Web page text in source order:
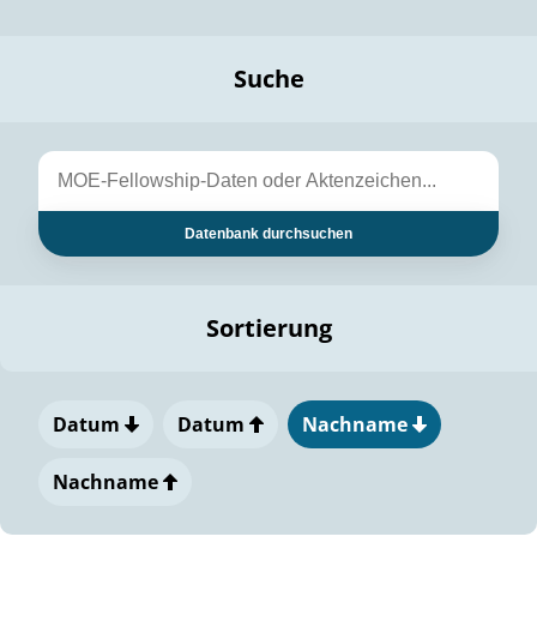
Suche
Datenbank durchsuchen
Sortierung
Datum Datum Nachname
Nachname